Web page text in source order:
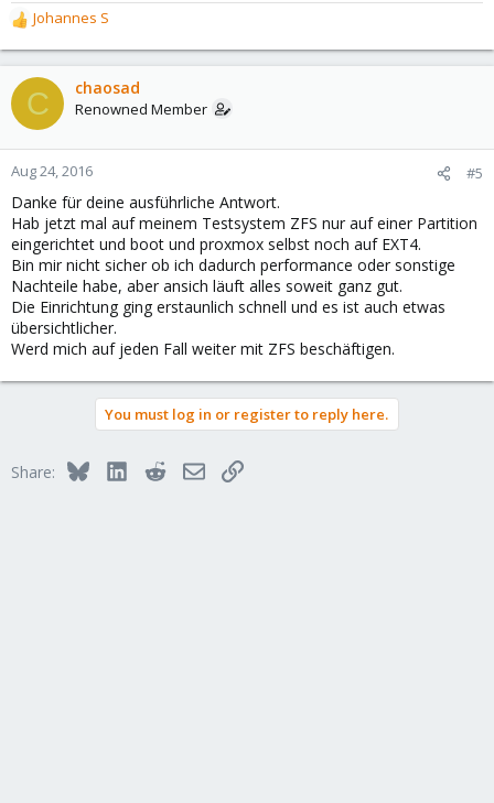
R
e
a
c
t
o
n
:
Johannes S
C chaosad
Renowned Member
Aug 24, 2016 #5
Danke für deine ausführliche Antwort.
Hab jetzt mal auf meinem Testsystem ZFS nur auf einer Partition
eingerichtet und boot und proxmox selbst noch auf EXT4.
Bin mir nicht sicher ob ich dadurch performance oder sonstige
Nachteile habe, aber ansich läuft alles soweit ganz gut.
Die Einrichtung ging erstaunlich schnell und es ist auch etwas
übersichtlicher.
Werd mich auf jeden Fall weiter mit ZFS beschäftigen.
You must log in or register to reply here.
Share: BlueskyLinkedInRedditEmailLink